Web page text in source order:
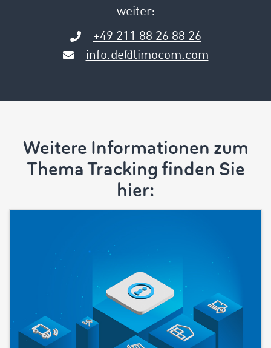
weiter:
+49 211 88 26 88 26
info.de@timocom.com
Weitere Informationen zum
Thema Tracking finden Sie
hier: